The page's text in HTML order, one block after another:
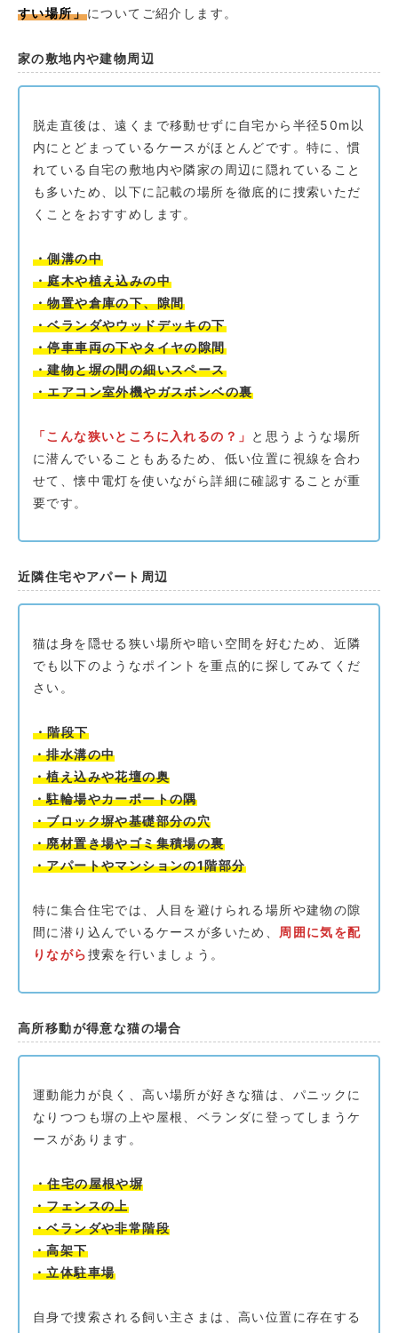
すい場所」についてご紹介します。
家の敷地内や建物周辺
脱走直後は、遠くまで移動せずに自宅から半径50m以
内にとどまっているケースがほとんどです。特に、慣
れている自宅の敷地内や隣家の周辺に隠れていること
も多いため、以下に記載の場所を徹底的に捜索いただ
くことをおすすめします。
・側溝の中
・庭木や植え込みの中
・物置や倉庫の下、隙間
・ベランダやウッドデッキの下
・停車車両の下やタイヤの隙間
・建物と塀の間の細いスペース
・エアコン室外機やガスボンベの裏
「こんな狭いところに入れるの？」 と思うような場所
に潜んでいることもあるため、低い位置に視線を合わ
せて、懐中電灯を使いながら詳細に確認することが重
要です。
近隣住宅やアパート周辺
猫は身を隠せる狭い場所や暗い空間を好むため、近隣
でも以下のようなポイントを重点的に探してみてくだ
さい。
・階段下
・排水溝の中
・植え込みや花壇の奥
・駐輪場やカーポートの隅
・ブロック塀や基礎部分の穴
・廃材置き場やゴミ集積場の裏
・アパートやマンションの1階部分
特に集合住宅では、人目を避けられる場所や建物の隙
間に潜り込んでいるケースが多いため、 周囲に気を配
りながら捜索を行いましょう。
高所移動が得意な猫の場合
運動能力が良く、高い場所が好きな猫は、パニックに
なりつつも塀の上や屋根、ベランダに登ってしまうケ
ースがあります。
・住宅の屋根や塀
・フェンスの上
・ベランダや非常階段
・高架下
・立体駐車場
自身で捜索される飼い主さまは、高い位置に存在する